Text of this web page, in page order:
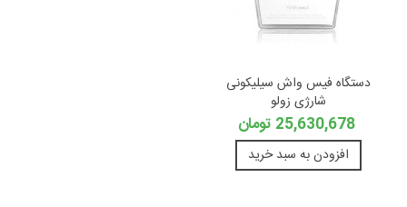
دستگاه فیس واش سیلیکونی
شارژی زولو
25,630,678 تومان
افزودن به سبد خرید